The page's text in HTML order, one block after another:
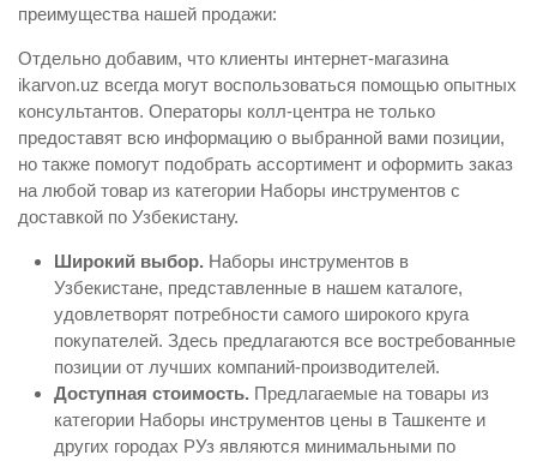
преимущества нашей продажи:
Отдельно добавим, что клиенты интернет-магазина
ikarvon.uz всегда могут воспользоваться помощью опытных
консультантов. Операторы колл-центра не только
предоставят всю информацию о выбранной вами позиции,
но также помогут подобрать ассортимент и оформить заказ
на любой товар из категории Наборы инструментов с
доставкой по Узбекистану.
Широкий выбор. Наборы инструментов в
Узбекистане, представленные в нашем каталоге,
удовлетворят потребности самого широкого круга
покупателей. Здесь предлагаются все востребованные
позиции от лучших компаний-производителей.
Доступная стоимость. Предлагаемые на товары из
категории Наборы инструментов цены в Ташкенте и
других городах РУз являются минимальными по